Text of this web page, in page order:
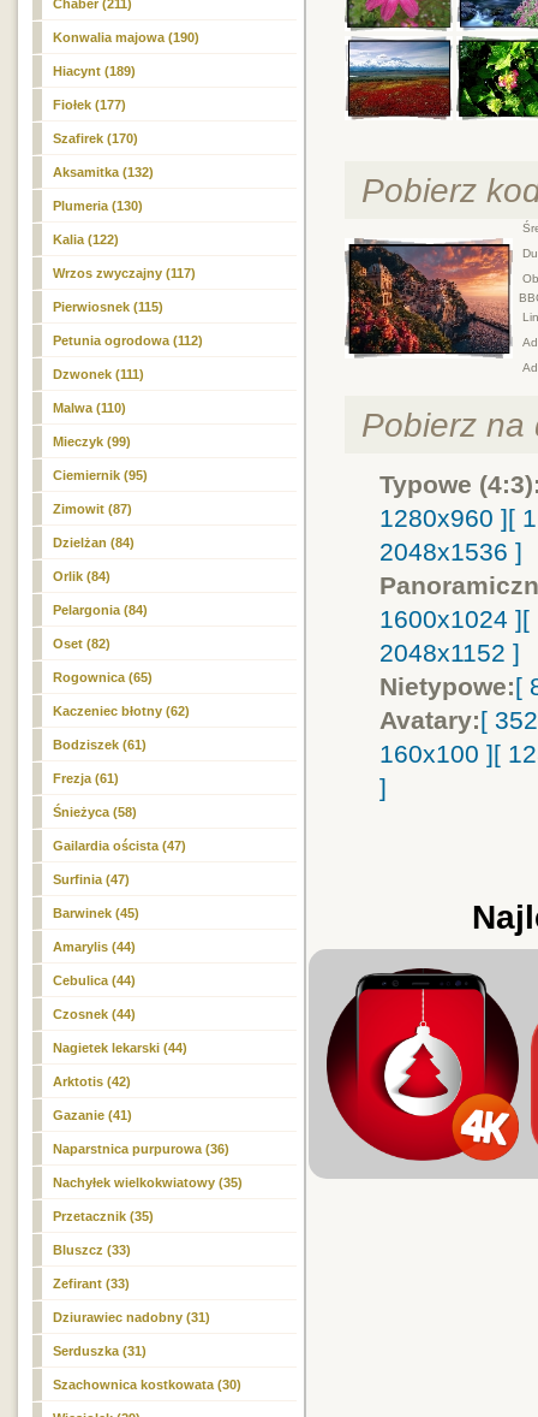
Chaber (211)
Konwalia majowa (190)
Hiacynt (189)
Fiołek (177)
Szafirek (170)
Aksamitka (132)
Plumeria (130)
Kalia (122)
Wrzos zwyczajny (117)
Pierwiosnek (115)
Petunia ogrodowa (112)
Dzwonek (111)
Malwa (110)
Mieczyk (99)
Ciemiernik (95)
Zimowit (87)
Dzielżan (84)
Orlik (84)
Pelargonia (84)
Oset (82)
Rogownica (65)
Kaczeniec błotny (62)
Bodziszek (61)
Frezja (61)
Śnieżyca (58)
Gailardia oścista (47)
Surfinia (47)
Barwinek (45)
Amarylis (44)
Cebulica (44)
Czosnek (44)
Nagietek lekarski (44)
Arktotis (42)
Gazanie (41)
Naparstnica purpurowa (36)
Nachyłek wielkokwiatowy (35)
Przetacznik (35)
Bluszcz (33)
Zefirant (33)
Dziurawiec nadobny (31)
Serduszka (31)
Szachownica kostkowata (30)
Pobierz
Pobierz na
Typowe
1280x960 ][
2048x1536 ]
1600x1024 ][
2048x1152 ]
Nietypowe:[
Avatary:[
160x100 ][
]